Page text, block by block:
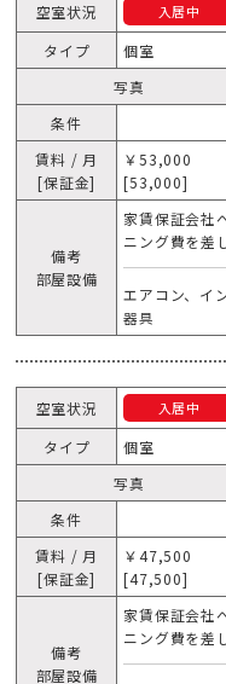
空室状況 入居中
タイプ
個室
写真
条件
賃料 / 月
[保証金]
￥53,000
[53,000]
備考
部屋設備
家賃保証会社
ニング費を差
エアコン、イ
器具
空室状況 入居中
タイプ
個室
写真
条件
賃料 / 月
[保証金]
￥47,500
[47,500]
備考
部屋設備
家賃保証会社
ニング費を差